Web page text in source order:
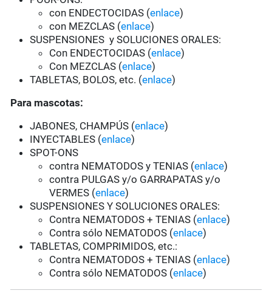
con ENDECTOCIDAS (enlace)
con MEZCLAS (enlace)
SUSPENSIONES y SOLUCIONES ORALES:
Con ENDECTOCIDAS (enlace)
Con MEZCLAS (enlace)
TABLETAS, BOLOS, etc. (enlace)
Para mascotas:
JABONES, CHAMPÚS (enlace)
INYECTABLES (enlace)
SPOT-ONS
contra NEMATODOS y TENIAS (enlace)
contra PULGAS y/o GARRAPATAS y/o
VERMES (enlace)
SUSPENSIONES Y SOLUCIONES ORALES:
Contra NEMATODOS + TENIAS (enlace)
Contra sólo NEMATODOS (enlace)
TABLETAS, COMPRIMIDOS, etc.:
Contra NEMATODOS + TENIAS (enlace)
Contra sólo NEMATODOS (enlace)